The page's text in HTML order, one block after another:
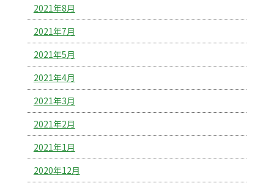
2021年8月
2021年7月
2021年5月
2021年4月
2021年3月
2021年2月
2021年1月
2020年12月